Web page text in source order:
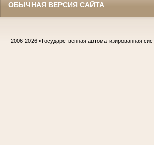
ОБЫЧНАЯ ВЕРСИЯ САЙТА
2006-2026 «Государственная автоматизированная